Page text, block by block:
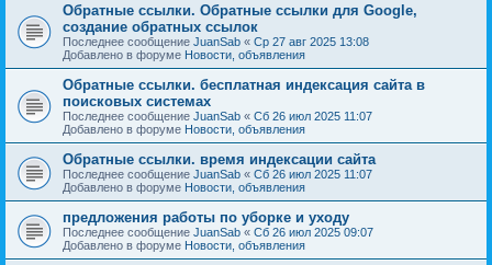
Обратные ссылки. Обратные ссылки для Google,
создание обратных ссылок
Последнее сообщение JuanSab « Ср 27 авг 2025 13:08
Добавлено в форуме Новости, объявления
Обратные ссылки. бесплатная индексация сайта в
поисковых системах
Последнее сообщение JuanSab « Сб 26 июл 2025 11:07
Добавлено в форуме Новости, объявления
Обратные ссылки. время индексации сайта
Последнее сообщение JuanSab « Сб 26 июл 2025 11:07
Добавлено в форуме Новости, объявления
предложения работы по уборке и уходу
Последнее сообщение JuanSab « Сб 26 июл 2025 09:07
Добавлено в форуме Новости, объявления